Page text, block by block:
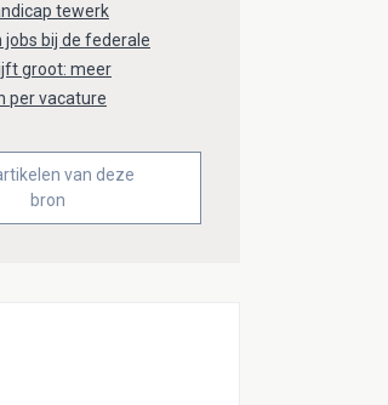
tewerk
jobs bij de federale
groot: meer
per vacature
van deze
bron